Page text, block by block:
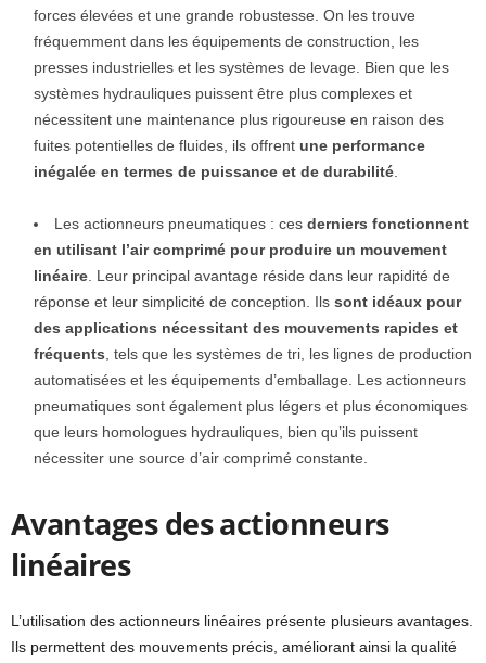
forces élevées et une grande robustesse. On les trouve
fréquemment dans les équipements de construction, les
presses industrielles et les systèmes de levage. Bien que les
systèmes hydrauliques puissent être plus complexes et
nécessitent une maintenance plus rigoureuse en raison des
fuites potentielles de fluides, ils offrent une performance
inégalée en termes de puissance et de durabilité.
Les actionneurs pneumatiques : ces derniers fonctionnent
en utilisant l’air comprimé pour produire un mouvement
linéaire. Leur principal avantage réside dans leur rapidité de
réponse et leur simplicité de conception. Ils sont idéaux pour
des applications nécessitant des mouvements rapides et
fréquents, tels que les systèmes de tri, les lignes de production
automatisées et les équipements d’emballage. Les actionneurs
pneumatiques sont également plus légers et plus économiques
que leurs homologues hydrauliques, bien qu’ils puissent
nécessiter une source d’air comprimé constante.
Avantages des actionneurs
linéaires
L’utilisation des actionneurs linéaires présente plusieurs avantages.
Ils permettent des mouvements précis, améliorant ainsi la qualité